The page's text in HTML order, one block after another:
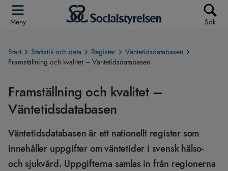
Meny Sök
Start Statistik och data Register
Väntetidsdatabasen
Framställning och kvalitet – Väntetidsdatabasen
Framställning och kvalitet –
Väntetidsdatabasen
Väntetidsdatabasen är ett nationellt register som
innehåller uppgifter om väntetider i svensk hälso-
och sjukvård. Uppgifterna samlas in från regionerna